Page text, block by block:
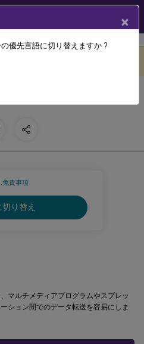
7 2511 リファレンス
免責事項
り替え
マルチメディアプログラムやスプレッ
ション間でのデータ転送を容易にしま
×
優先言語に切り替えますか ?